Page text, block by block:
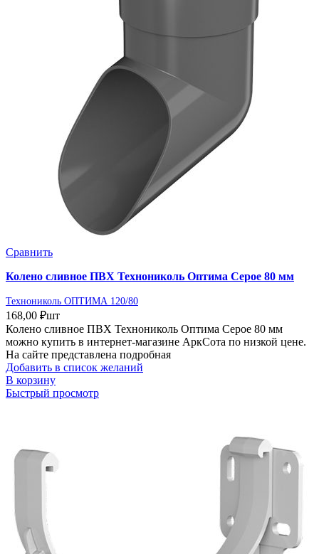
Сравнить
Колено сливное ПВХ Технониколь Оптима Серое 80 мм
Технониколь ОПТИМА 120/80
168,00 ₽шт
Колено сливное ПВХ Технониколь Оптима Серое 80 мм
можно купить в интернет-магазине АркСота по низкой цене.
На сайте представлена подробная
Добавить в список желаний
В корзину
Быстрый просмотр